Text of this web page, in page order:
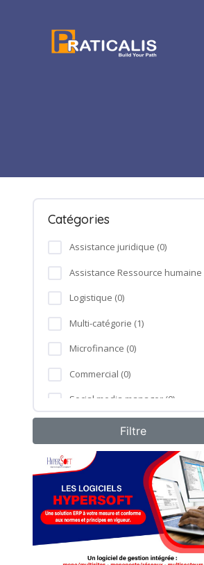
Catégories
Assistance juridique (0)
Assistance Ressource humaine
Logistique (0)
Multi-catégorie (1)
Microfinance (0)
Commercial (0)
Social media manager (0)
Formation professionnelle (0)
Agro-industrie (0)